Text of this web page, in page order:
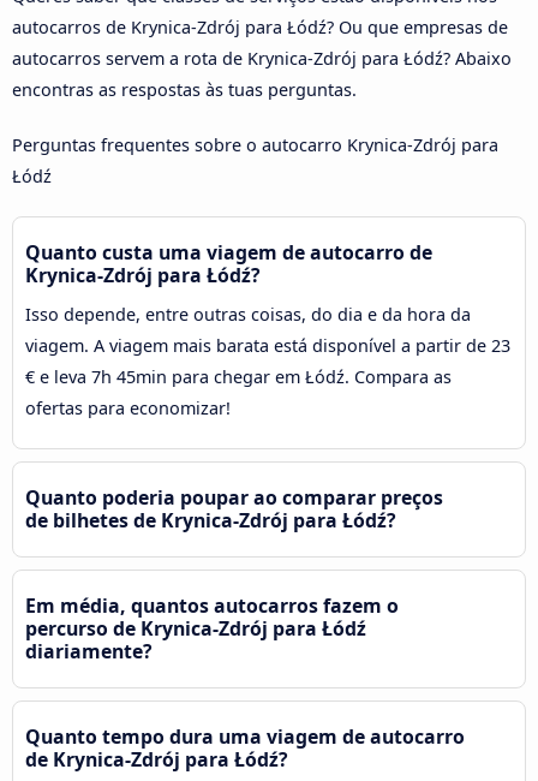
autocarros de Krynica-Zdrój para Łódź? Ou que empresas de
autocarros servem a rota de Krynica-Zdrój para Łódź? Abaixo
encontras as respostas às tuas perguntas.
Perguntas frequentes sobre o autocarro Krynica-Zdrój para
Łódź
Quanto custa uma viagem de autocarro de
Krynica-Zdrój para Łódź?
Isso depende, entre outras coisas, do dia e da hora da
viagem. A viagem mais barata está disponível a partir de 23
€ e leva 7h 45min para chegar em Łódź. Compara as
ofertas para economizar!
Quanto poderia poupar ao comparar preços
de bilhetes de Krynica-Zdrój para Łódź?
Em média, quantos autocarros fazem o
percurso de Krynica-Zdrój para Łódź
diariamente?
Quanto tempo dura uma viagem de autocarro
de Krynica-Zdrój para Łódź?